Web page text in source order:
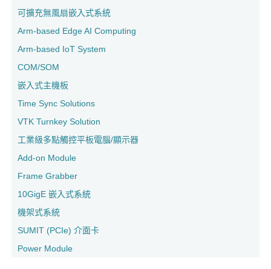
可擴充無風扇嵌入式系統
Arm-based Edge AI Computing
Arm-based IoT System
COM/SOM
嵌入式主機板
Time Sync Solutions
VTK Turnkey Solution
工業級多點觸控平板電腦/顯示器
Add-on Module
Frame Grabber
10GigE 嵌入式系統
機架式系統
SUMIT (PCIe) 介面卡
Power Module